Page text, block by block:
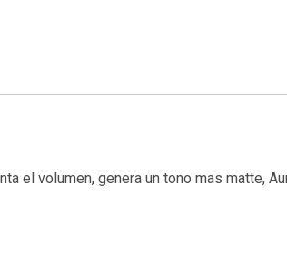
el volumen, genera un tono mas matte,